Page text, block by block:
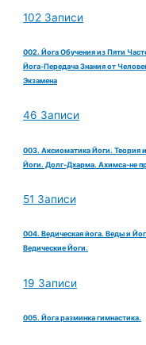
102 Записи
002. Йога Обучения из Пяти
Йога-Передача Знания от
Экзамена
46 Записи
003. Аксиоматика Йоги. Теория
Йоги. Долг-Дхарма. Ахимса-не
51 Записи
004. Ведическая йога. Веды и
Ведические Йоги.
19 Записи
005. Йога разминка гимнастика.